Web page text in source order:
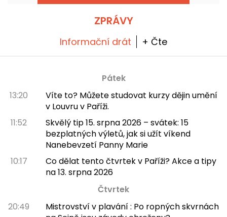
ZPRÁVY
Informační drát + Čte
Pátek
13:20
Víte to? Můžete studovat kurzy dějin umění
v Louvru v Paříži.
11:52
Skvělý tip 15. srpna 2026 – svátek: 15
bezplatných výletů, jak si užít víkend
Nanebevzetí Panny Marie
10:17
Co dělat tento čtvrtek v Paříži? Akce a tipy
na 13. srpna 2026
Čtvrtek
20:49
Mistrovství v plavání : Po ropných skvrnách